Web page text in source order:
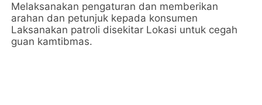
Melaksanakan pengaturan dan memberikan
arahan dan petunjuk kepada konsumen
Laksanakan patroli disekitar Lokasi untuk cegah
guan kamtibmas.